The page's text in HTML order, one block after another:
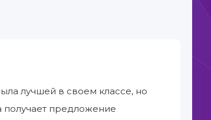
лучшей в своем классе, но
предложение